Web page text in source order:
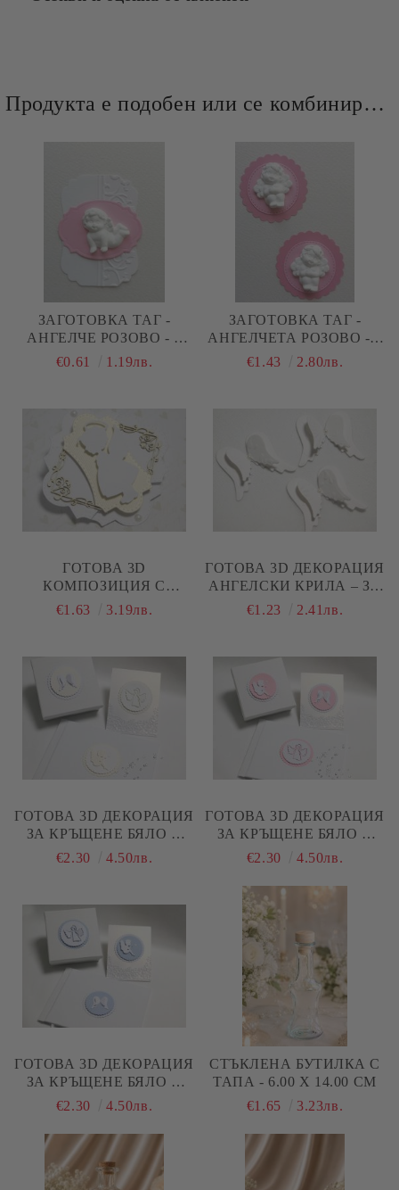
Продукта е подобен или се комбинира добре и със следните продукти :
ЗАГОТОВКА ТАГ -
АНГЕЛЧЕ РОЗОВО - 3
ЕЛЕМЕНТА
€0.61 1.19лв.
ЗАГОТОВКА ТАГ -
АНГЕЛЧЕТА РОЗОВО - 6
ЕЛЕМЕНТА
€1.43 2.80лв.
ГОТОВА 3D
КОМПОЗИЦИЯ С
АНГЕЛЧЕ ЗА БЕБЕ
СКРАПБУК
€1.63 3.19лв.
ГОТОВА 3D ДЕКОРАЦИЯ
АНГЕЛСКИ КРИЛА – ЗА
КРЪЩЕНЕ, КАРТИЧКИ И
€1.23 2.41лв.
ГОТОВА 3D ДЕКОРАЦИЯ
ЗА КРЪЩЕНЕ БЯЛО И
ШАМПАНСКО - 3 БРОЯ
€2.30 4.50лв.
ГОТОВА 3D ДЕКОРАЦИЯ
ЗА КРЪЩЕНЕ БЯЛО И
РОЗОВО - 3 БРОЯ
€2.30 4.50лв.
ГОТОВА 3D ДЕКОРАЦИЯ
ЗА КРЪЩЕНЕ БЯЛО И
СИНЬО - 3 БРОЯ
€2.30 4.50лв.
СТЪКЛЕНА БУТИЛКА С
ТАПА - 6.00 Х 14.00 СМ
€1.65
3.23лв.